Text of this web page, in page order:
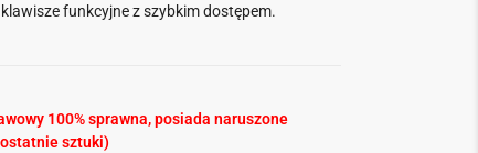
funkcyjne z szybkim dostępem.
100% sprawna, posiada naruszone
sztuki)